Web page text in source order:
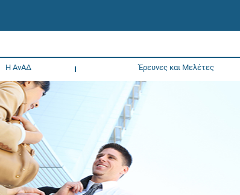
Η ΑνΑΔ Έρευνες και Μελέτες